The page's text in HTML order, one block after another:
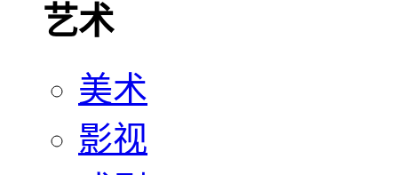
艺术
美术
影视